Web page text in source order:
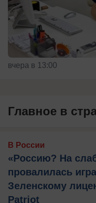
вчера в 13:00
Главное в
В России
«Россию? На
провалилась
Зеленскому
Patriot